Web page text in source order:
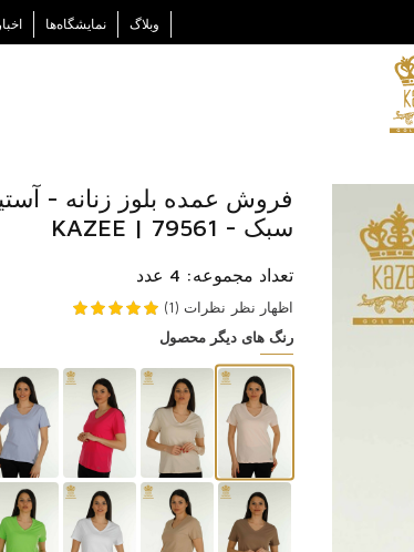
وبلاگ نمایشگاه‌ها اخبار
فروش عمده بلوز زنانه -
سبک - 79561 | KAZEE
تعداد مجموعه: 4 عدد
اظهار نظر
نظرات (1)
رنگ های دیگر محصول